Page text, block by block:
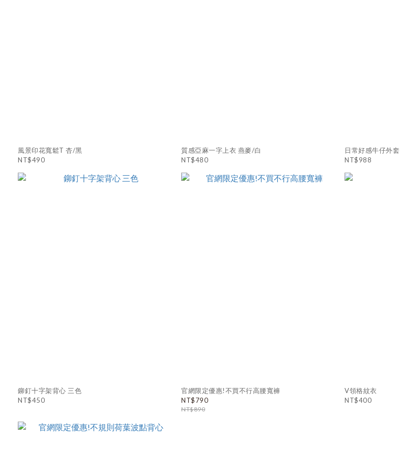
風景印花寬鬆T 杏/黑
NT$490
質感亞麻一字上衣 燕麥/白
NT$480
日常好感牛仔外套
NT$988
鉚釘十字架背心 三色
NT$450
官網限定優惠!不買不行高腰寬褲
NT$790
NT$890
V領格紋衣
NT$400